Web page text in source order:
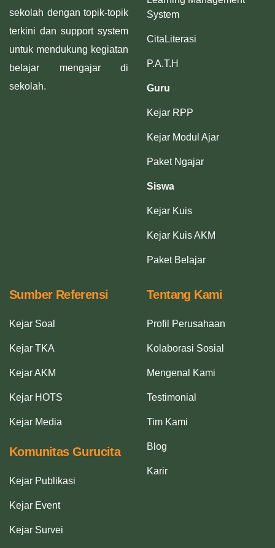
sekolah dengan topik-topik
terkini dan support system
untuk mendukung kegiatan
belajar mengajar di
sekolah.
System
CitaLiterasi
P.A.T.H
Guru
Kejar RPP
Kejar Modul Ajar
Paket Ngajar
Siswa
Kejar Kuis
Kejar Kuis AKM
Paket Belajar
Sumber Referensi
Kejar Soal
Kejar TKA
Kejar AKM
Kejar HOTS
Kejar Media
Komunitas Gurucita
Kejar Publikasi
Kejar Event
Kejar Survei
Tentang Kami
Profil Perusahaan
Kolaborasi Sosial
Mengenal Kami
Testimonial
Tim Kami
Blog
Karir